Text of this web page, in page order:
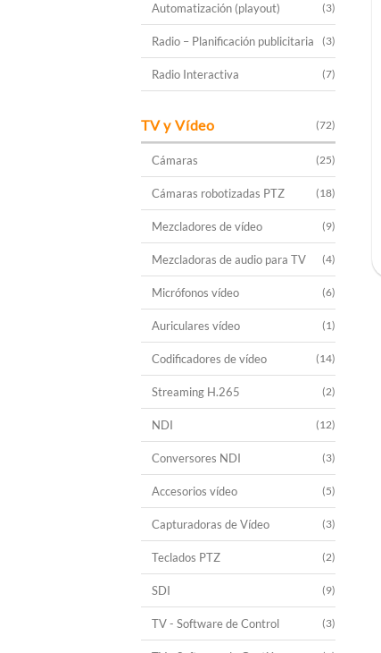
Automatización (playout) (3)
Radio – Planificación publicitaria (3)
Radio Interactiva (7)
TV y Vídeo (72)
Cámaras (25)
Cámaras robotizadas PTZ (18)
Mezcladores de vídeo (9)
Mezcladoras de audio para TV (4)
Micrófonos vídeo (6)
Auriculares vídeo (1)
Codificadores de vídeo (14)
Streaming H.265 (2)
NDI (12)
Conversores NDI (3)
Accesorios vídeo (5)
Capturadoras de Vídeo (3)
Teclados PTZ (2)
SDI (9)
TV - Software de Control (3)